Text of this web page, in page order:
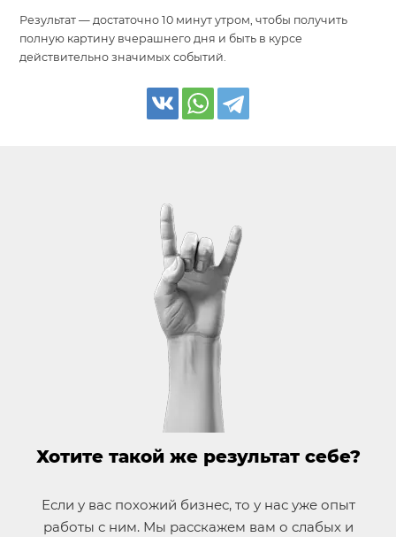
Результат — достаточно 10 минут утром, чтобы получить
полную картину вчерашнего дня и быть в курсе
действительно значимых событий.
Хотите такой же результат себе?
Если у вас похожий бизнес, то у нас уже опыт
работы с ним. Мы расскажем вам о слабых и